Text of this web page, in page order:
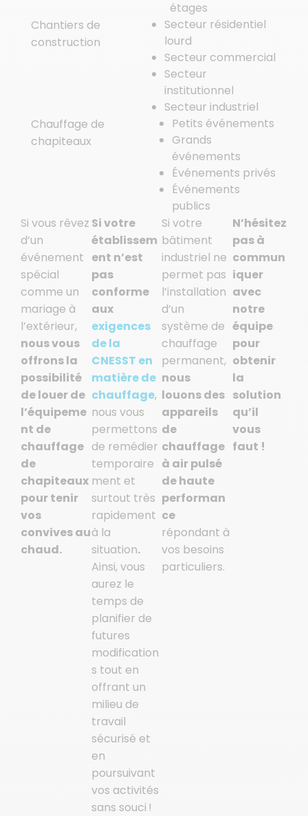
étages
Chantiers de
construction
Secteur résidentiel
lourd
Secteur commercial
Secteur
institutionnel
Secteur industriel
Chauffage de
chapiteaux
Petits événements
Grands
événements
Événements privés
Événements
publics
Si vous rêvez
d’un
événement
spécial
comme un
mariage à
l’extérieur,
nous vous
offrons la
possibilité
de louer de
l’équipeme
nt de
chauffage
de
chapiteaux
pour tenir
vos
convives au
chaud.
Si votre
établissem
ent n’est
pas
conforme
aux
exigences
de la
CNESST en
matière de
chauffage,
nous vous
permettons
de remédier
temporaire
ment et
surtout très
rapidement
à la
situation.
Ainsi, vous
aurez le
temps de
planifier de
futures
modification
s tout en
offrant un
milieu de
travail
sécurisé et
en
poursuivant
vos activités
sans souci !
Si votre
bâtiment
industriel ne
permet pas
l’installation
d’un
système de
chauffage
permanent,
nous
louons des
appareils
de
chauffage
à air pulsé
de haute
performan
ce
répondant à
vos besoins
particuliers.
N’hésitez
pas à
commun
iquer
avec
notre
équipe
pour
obtenir
la
solution
qu’il
vous
faut !